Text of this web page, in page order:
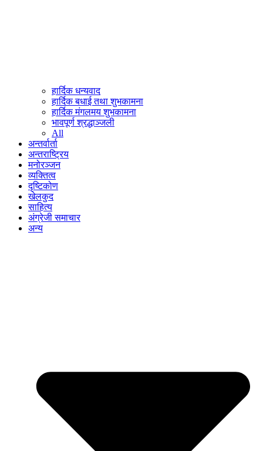
हार्दिक धन्यवाद
हार्दिक बधाई तथा शुभकामना
हार्दिक मंगलमय शुभकामना
भावपूर्ण श्रद्धाञ्जली
All
अन्तर्वार्ता
अन्तराष्ट्रिय
मनोरञ्जन
व्यक्तित्व
दृष्टिकोण
खेलकुद
साहित्य
अंग्रेजी समाचार
अन्य